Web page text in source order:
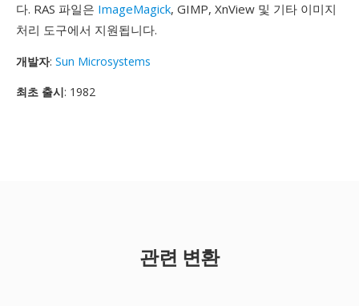
다. RAS 파일은 ImageMagick, GIMP, XnView 및 기타 이미지
처리 도구에서 지원됩니다.
개발자: Sun Microsystems
최초 출시: 1982
관련 변환